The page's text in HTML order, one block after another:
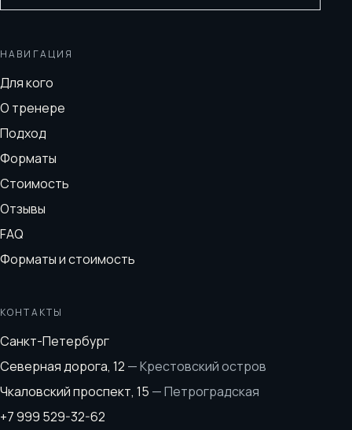
НАВИГАЦИЯ
Для кого
О тренере
Подход
Форматы
Стоимость
Отзывы
FAQ
Форматы и стоимость
КОНТАКТЫ
Санкт-Петербург
Северная дорога, 12 —Крестовский остров
Чкаловский проспект, 15 —Петроградская
+7 999 529-32-62